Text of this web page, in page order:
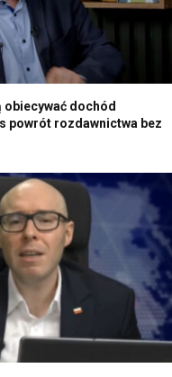
obiecywać dochód
powrót rozdawnictwa bez